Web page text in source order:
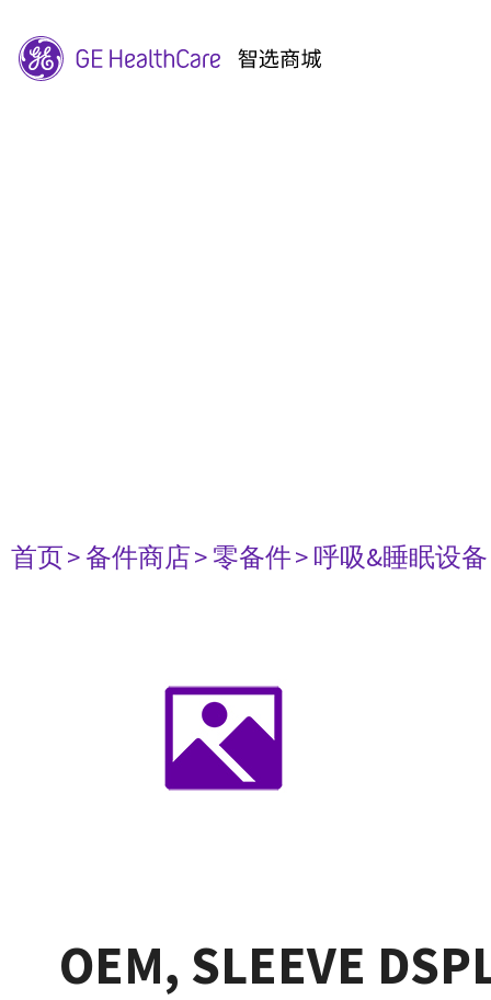
首页> 备件商店> 零备件> 呼吸&睡眠设备
OEM, SLEEVE